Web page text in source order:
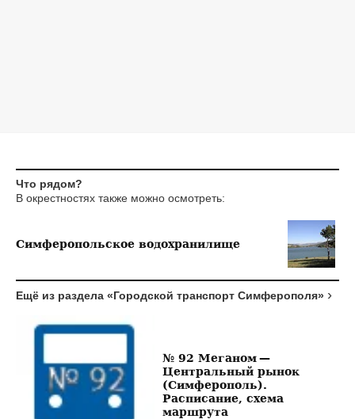
Что рядом?
В окрестностях также можно осмотреть:
Симферопольское водохранилище
Ещё из раздела «Городской транспорт Симферополя»
№ 92 Меганом —
Центральный рынок
(Симферополь).
Расписание, схема
маршрута